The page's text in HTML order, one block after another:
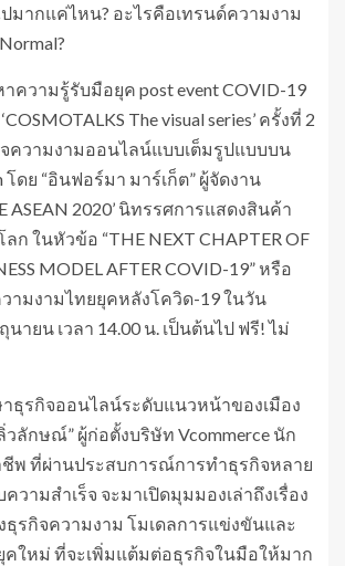
มากแค่ไหน? อะไรคือเทรนด์ความงาม
ความรู้รับมือยุค post event COVID-19
The visual series’ ครั้งที่ 2
ความงามออนไลน์แบบเต็มรูปแบบบน
ดย “อินฟอร์มา มาร์เก็ต” ผู้จัดงาน
ASEAN 2020’ นิทรรศการแสดงสินค้า
ก ในหัวข้อ “THE NEXT CHAPTER OF
MODEL AFTER COVID-19” หรือ
ามงามไทยยุคหลังโควิด-19 ในวัน
ายน เวลา 14.00 น. เป็นต้นไป ฟรี! ไม่
ธุรกิจออนไลน์ระดับแนวหน้าของเมือง
วลักษณ์” ผู้ก่อตั้งบริษัท Vcommerce นัก
พ ที่ผ่านประสบการณ์การทำธุรกิจหลาย
วามสำเร็จ จะมาเปิดมุมมองเล่าถึงเรื่อง
รกิจความงาม โมเดลการแข่งขันและ
คใหม่ ที่จะเพิ่มแต้มต่อธุรกิจในมือให้มาก